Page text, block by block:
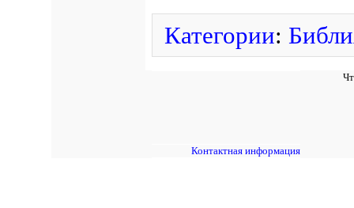
Категории:
Контактная информация